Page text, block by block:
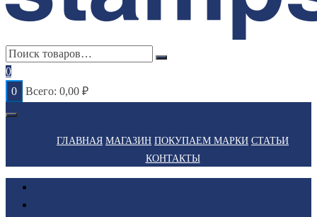
0
0
Всего: 0,00 ₽
ГЛАВНАЯ МАГАЗИН ПОКУПАЕМ МАРКИ СТАТЬИ
КОНТАКТЫ